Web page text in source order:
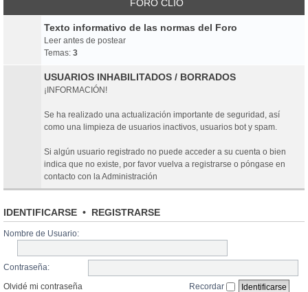
FORO CLIO
Texto informativo de las normas del Foro
Leer antes de postear
Temas: 3
USUARIOS INHABILITADOS / BORRADOS
¡INFORMACIÓN!
Se ha realizado una actualización importante de seguridad, así
como una limpieza de usuarios inactivos, usuarios bot y spam.
Si algún usuario registrado no puede acceder a su cuenta o bien
indica que no existe, por favor vuelva a registrarse o póngase en
contacto con la Administración
IDENTIFICARSE • REGISTRARSE
Nombre de Usuario:
Contraseña:
Olvidé mi contraseña
Recordar